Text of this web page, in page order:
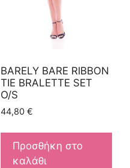
BARELY BARE RIBBON
TIE BRALETTE SET
O/S
44,80 €
Προσθήκη στο
καλάθι